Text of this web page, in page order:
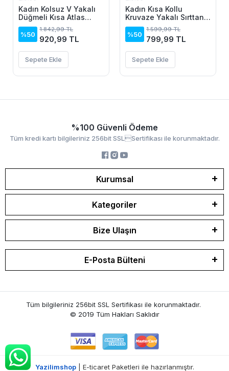
Kadın Kolsuz V Yakalı
Düğmeli Kısa Atlas
Elbise
%50
1.842,99 TL
920,99 TL
Sepete Ekle
Kadın Kısa Kollu
Kruvaze Yakalı Sırttan
Açık Ve Bağcıklı Kısa
Aerobin Elbise
%50
1.599,99 TL
799,99 TL
Sepete Ekle
%100 Güvenli Ödeme
Tüm kredi kartı bilgileriniz 256bit SSLSertifikası ile korunmaktadır.
Kurumsal
Kategoriler
Bize Ulaşın
E-Posta Bülteni
Tüm bilgileriniz 256bit SSL Sertifikası ile korunmaktadır.
© 2019 Tüm Hakları Saklıdır
Yazilimshop| E-ticaret Paketleri ile hazırlanmıştır.